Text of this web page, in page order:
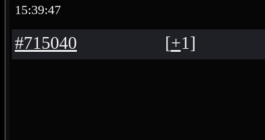
15:39:47
#715040 [+1]